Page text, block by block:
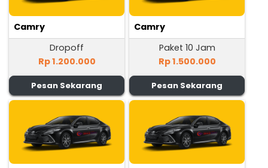
Camry
Dropoff
Rp 1.200.000
Pesan Sekarang
Camry
Paket 10 Jam
Rp 1.500.000
Pesan Sekarang